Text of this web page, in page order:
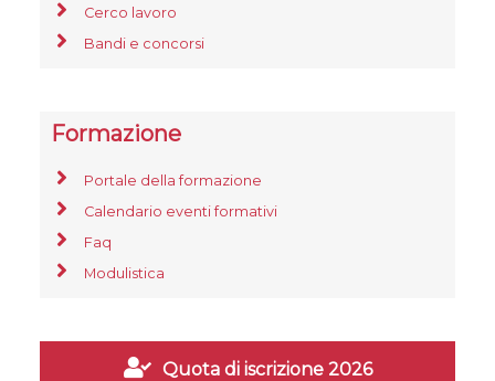
Cerco lavoro
Bandi e concorsi
Formazione
Portale della formazione
Calendario eventi formativi
Faq
Modulistica
Quota di iscrizione 2026